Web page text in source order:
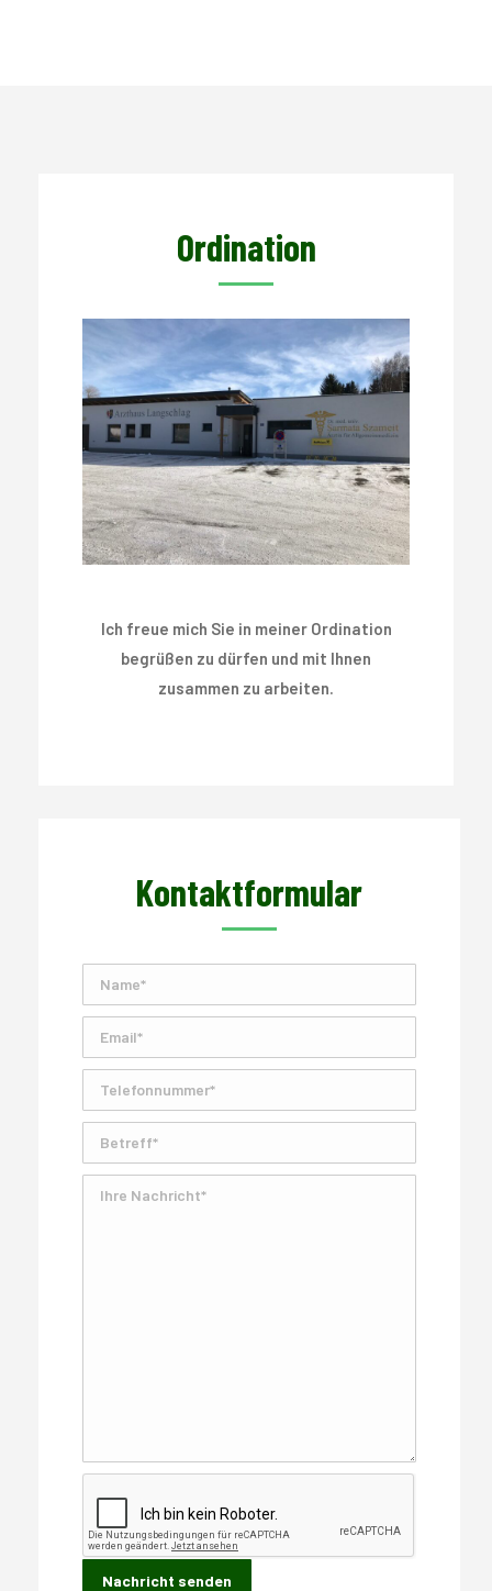
Ordination
Ich freue mich Sie in meiner Ordination
begrüßen zu dürfen und mit Ihnen
zusammen zu arbeiten.
Kontaktformular